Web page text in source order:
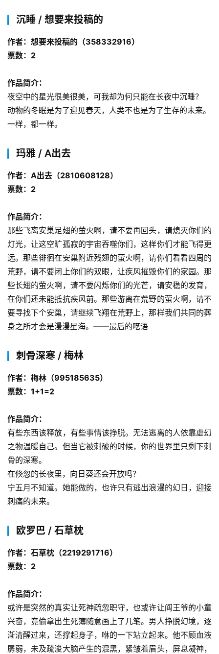
幻
讯
主
题
科
幻
小
库
登录
沉睡 / 想要来投稿的
作者：想要来投稿的（358332916）
票数：2
作品简介：
夜空中的星光很美很美，可我却为何只能在长夜中沉睡？
动物的冬眠是为了迎见春天，人类不也是为了生存的未来。
一样，都一样。
玛雅 / A出去
作者：A出去（2810608128）
票数：2
作品简介：
那些飞离安巢足翅的萤火啊，请不要再回头，请熄灭你们的
灯光，让这空旷孤寂的宇宙吞噬你们，这样你们才能飞得更
远。那些徘徊在安巢附近残翅的萤火啊，请你们看看四周的
荒野，请不要闭上你们的双眼，让疾风摧毁你们的家园。那
些长翅的萤火啊，请不要闪烁你们的光芒，请安稳的发育，
在你们还未能抵抗疾风前。那些游离在荒野的萤火啊，请不
要寻找下个安巢，请继续飞翔在荒野上，那样我们共同的葬
身之所才会是漫漫星海。——最后的呓语
刺骨深寒 / 梅林
作者：梅林（995185635）
票数：1+1=2
作品简介：
有些东西该释放，有些事情该挣脱。无法逃离的人依靠虚幻
之物温暖自己。但当它被刺破的时候，你的世界里只剩下刺
骨的深寒。
在倏忽的长夜里，向日葵还会开放吗？
宁五月不知道。她能做的，也许只有逃出浪漫的幻日，迎接
刺痛的未来。
欧罗巴 / 石草枕
作者：石草枕（2219291716）
票数：2
作品简介：
或许是突然的真实让死神疏忽职守，也或许让阎王爷的小童
兴奋，竟偷拿出生死簿随意画上了几笔。男人挣脱幻境，逐
渐清醒过来，还撑起身子，咻的一下站立起来。他不顾血液
孱弱，未及疏浚大脑产生的混黑，紧皱着眉头，屏息凝神，